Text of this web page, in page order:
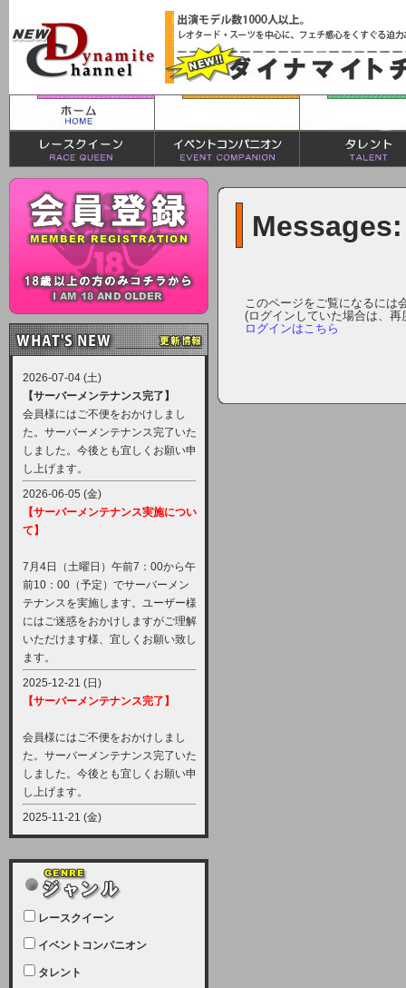
2026-07-04 (土)
【サーバーメンテナンス完了】
会員様にはご不便をおかけしまし
た。サーバーメンテナンス完了いた
しました。今後とも宜しくお願い申
し上げます。
2026-06-05 (金)
【サーバーメンテナンス実施につい
て】
7月4日（土曜日）午前7：00から午
前10：00（予定）でサーバーメン
テナンスを実施します。ユーザー様
にはご迷惑をおかけしますがご理解
いただけます様、宜しくお願い致し
ます。
2025-12-21 (日)
【サーバーメンテナンス完了】
会員様にはご不便をおかけしまし
た。サーバーメンテナンス完了いた
しました。今後とも宜しくお願い申
し上げます。
2025-11-21 (金)
【サーバーメンテナンス実施につい
12月21日（日曜日）午前9：00か
ら午前11：00（予定）でサーバー
メンテナンスを実施します。ユーザ
ー様にはご迷惑をおかけしますがご
理解いただけます様、宜しくお願い
致します。
レースクイーン
イベントコンパニオン
タレント
Messages:
このページをご覧になるには
(ログインしていた場合は、
ログインはこちら